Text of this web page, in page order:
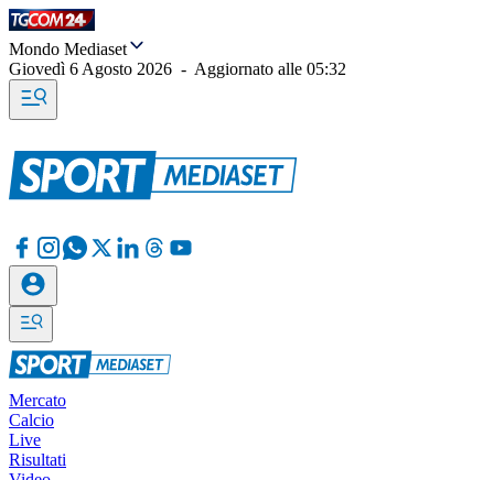
Mondo Mediaset
Giovedì 6 Agosto 2026 - Aggiornato alle 05:32
Mercato
Calcio
Live
Risultati